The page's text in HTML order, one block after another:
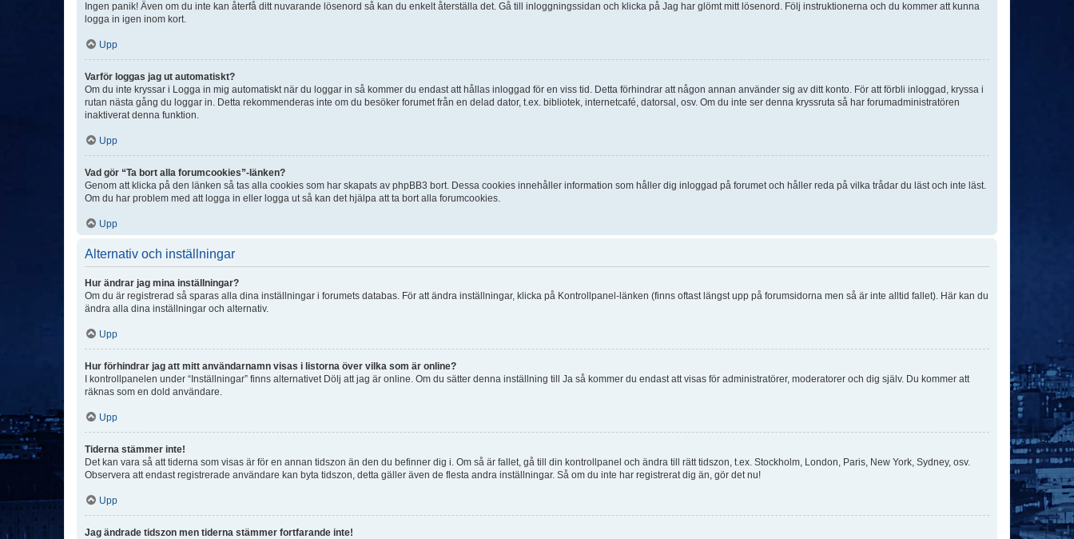
Ingen panik! Även om du inte kan återfå ditt nuvarande lösenord så kan du enkelt återställa det. Gå till inloggningssidan och klicka på Jag har glömt mitt lösenord. Följ instruktionerna och du kommer att kunna
logga in igen inom kort.
Upp
Varför loggas jag ut automatiskt?
Om du inte kryssar i Logga in mig automatiskt när du loggar in så kommer du endast att hållas inloggad för en viss tid. Detta förhindrar att någon annan använder sig av ditt konto. För att förbli inloggad, kryssa i
rutan nästa gång du loggar in. Detta rekommenderas inte om du besöker forumet från en delad dator, t.ex. bibliotek, internetcafé, datorsal, osv. Om du inte ser denna kryssruta så har forumadministratören
inaktiverat denna funktion.
Upp
Vad gör “Ta bort alla forumcookies”-länken?
Genom att klicka på den länken så tas alla cookies som har skapats av phpBB3 bort. Dessa cookies innehåller information som håller dig inloggad på forumet och håller reda på vilka trådar du läst och inte läst.
Om du har problem med att logga in eller logga ut så kan det hjälpa att ta bort alla forumcookies.
Upp
Alternativ och inställningar
Hur ändrar jag mina inställningar?
Om du är registrerad så sparas alla dina inställningar i forumets databas. För att ändra inställningar, klicka på Kontrollpanel-länken (finns oftast längst upp på forumsidorna men så är inte alltid fallet). Här kan du
ändra alla dina inställningar och alternativ.
Upp
Hur förhindrar jag att mitt användarnamn visas i listorna över vilka som är online?
I kontrollpanelen under “Inställningar” finns alternativet Dölj att jag är online. Om du sätter denna inställning till Ja så kommer du endast att visas för administratörer, moderatorer och dig själv. Du kommer att
räknas som en dold användare.
Upp
Tiderna stämmer inte!
Det kan vara så att tiderna som visas är för en annan tidszon än den du befinner dig i. Om så är fallet, gå till din kontrollpanel och ändra till rätt tidszon, t.ex. Stockholm, London, Paris, New York, Sydney, osv.
Observera att endast registrerade användare kan byta tidszon, detta gäller även de flesta andra inställningar. Så om du inte har registrerat dig än, gör det nu!
Upp
Jag ändrade tidszon men tiderna stämmer fortfarande inte!